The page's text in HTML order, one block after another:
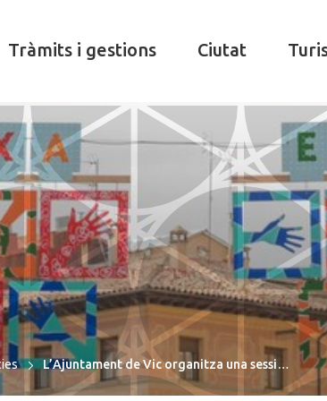
Tràmits i gestions Ciutat
L’Ajuntament de Vic organitza una sessi…